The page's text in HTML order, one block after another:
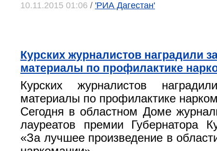
10.11.2015 01:06 / 'РИА Дагестан'
Курских журналистов наградили
материалы по профилактике
Курских журналистов
материалы по профилактике
Сегодня в областном Доме
лауреатов премии Губернатора
«За лучшее произведение в